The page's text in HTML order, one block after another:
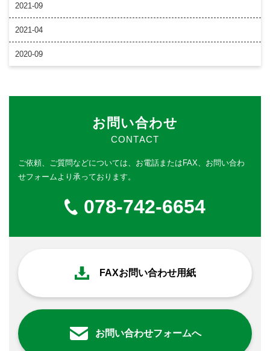
2021-09
2021-04
2020-09
お問い合わせ
CONTACT
ご依頼、ご質問などについては、 お電話またはFAX、お問い合わ
せフォームより承っております。
078-742-6654
FAXお問い合わせ用紙
お問い合わせフォームへ